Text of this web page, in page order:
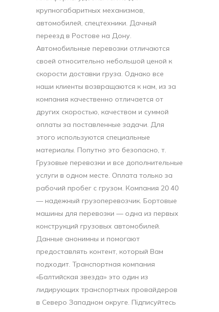
крупногабаритных механизмов,
автомобилей, спецтехники. Дачный
переезд в Ростове на Дону.
Автомобильные перевозки отличаются
своей относительно небольшой ценой к
скорости доставки груза. Однако все
наши клиенты возвращаются к нам, из за
компания качественно отличается от
других скоростью, качеством и суммой
оплаты за поставленные задачи. Для
этого используются специальные
материалы. Попутно это безопасно, т.
Грузовые перевозки и все дополнительные
услуги в одном месте. Оплата только за
рабочий пробег с грузом. Компания 20 40
— надежный грузоперевозчик. Бортовые
машины для перевозки — одна из первых
конструкций грузовых автомобилей.
Данные анонимны и помогают
предоставлять контент, который Вам
подходит. Транспортная компания
«Балтийская звезда» это один из
лидирующих транспортных провайдеров
в Северо Западном округе. Підписуйтесь